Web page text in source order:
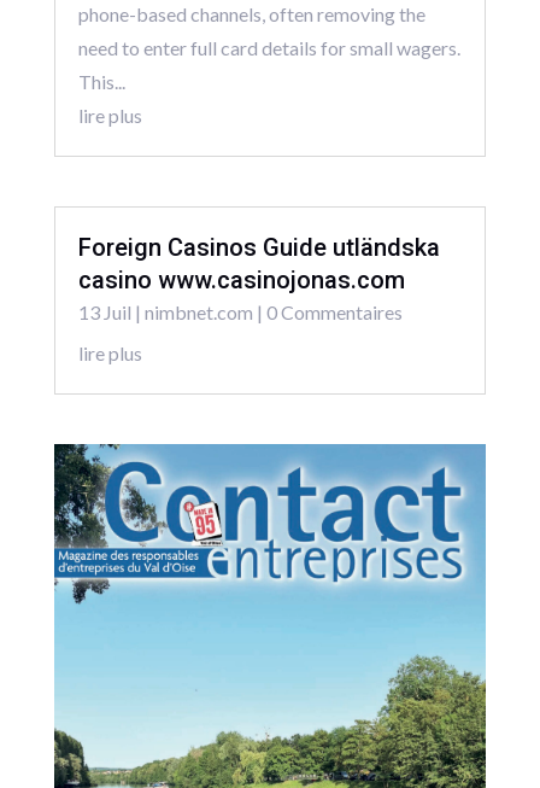
phone-based channels, often removing the
need to enter full card details for small wagers.
This...
lire plus
Foreign Casinos Guide utländska
casino www.casinojonas.com
13 Juil | nimbnet.com | 0 Commentaires
lire plus